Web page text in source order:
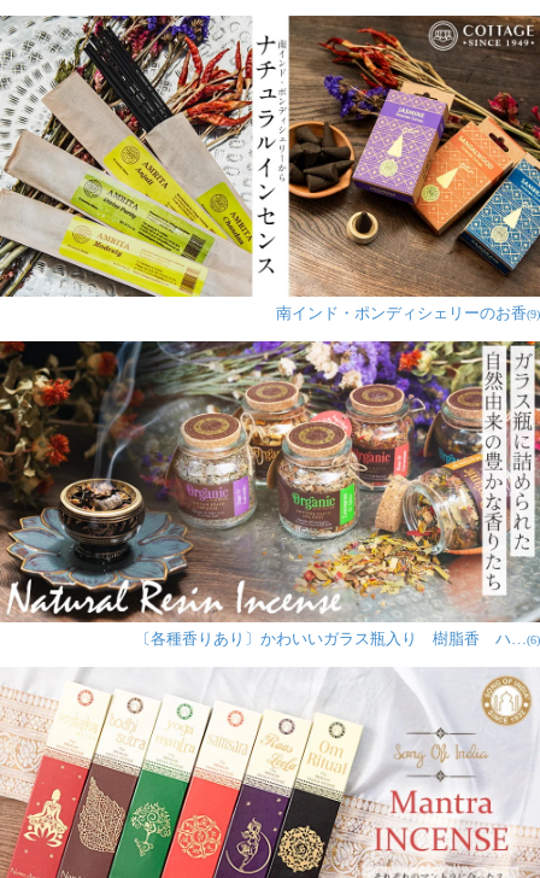
南インド・ポンディシェリーのお香(9)
〔各種香りあり〕かわいいガラス瓶入り 樹脂香 ハ…(6)